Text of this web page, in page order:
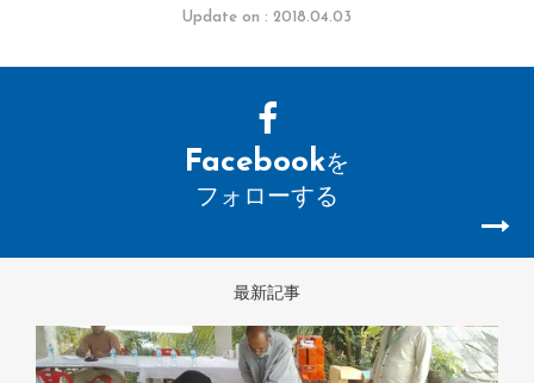
Update on : 2018.04.03
Facebookを
フォローする
最新記事